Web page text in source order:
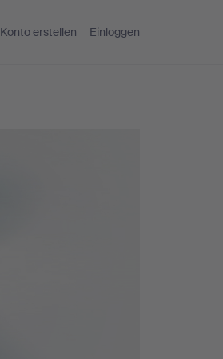
Konto erstellen Einloggen